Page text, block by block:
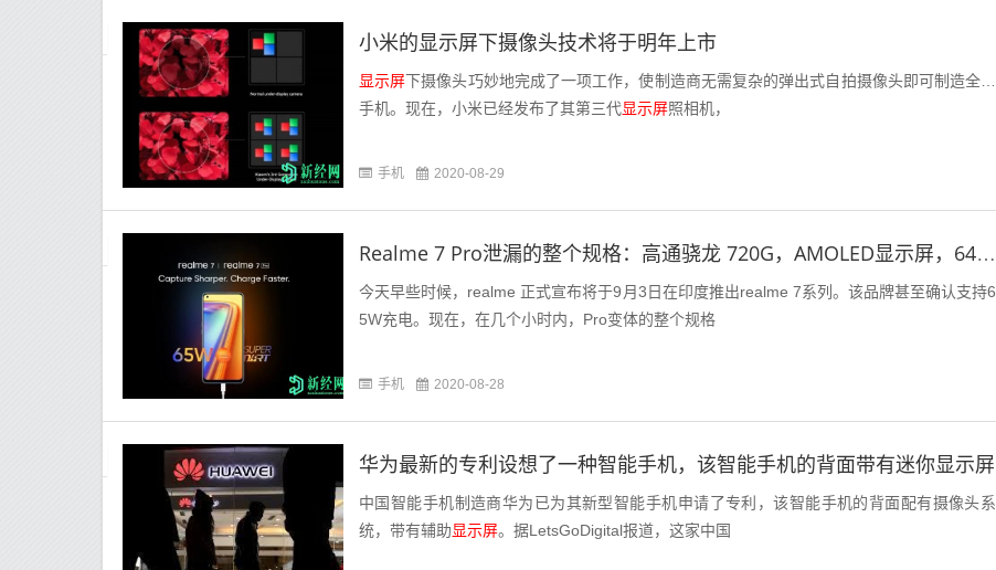
小米的显示屏下摄像头技术将于明年上市
显示屏下摄像头巧妙地完成了一项工作，使制造商无需复杂的弹出式自拍摄像头即可制造全屏
手机。现在，小米已经发布了其第三代显示屏照相机，
手机 2020-08-29
Realme 7 Pro泄漏的整个规格：高通骁龙 720G，AMOLED显示屏，64MP Sony IMX682等
今天早些时候，realme 正式宣布将于9月3日在印度推出realme 7系列。该品牌甚至确认支持6
5W充电。现在，在几个小时内，Pro变体的整个规格
手机 2020-08-28
华为最新的专利设想了一种智能手机，该智能手机的背面带有迷你显示屏
中国智能手机制造商华为已为其新型智能手机申请了专利，该智能手机的背面配有摄像头系
统，带有辅助显示屏。据LetsGoDigital报道，这家中国